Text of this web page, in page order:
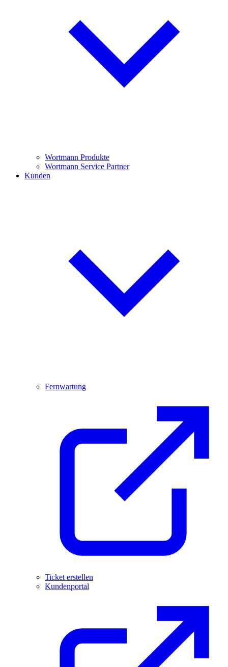
Wortmann Produkte
Wortmann Service Partner
Kunden
Fernwartung
Ticket erstellen
Kundenportal